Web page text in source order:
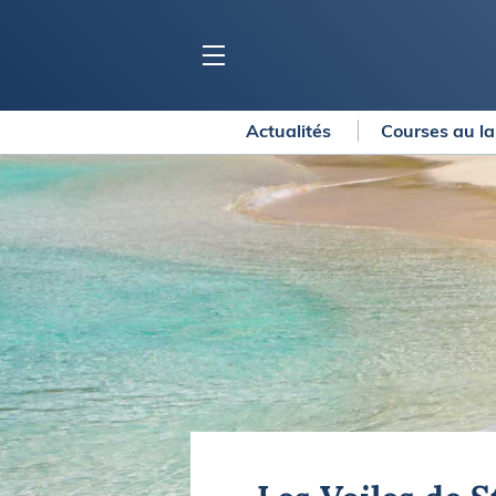
BLOC MARINE
Ports
Carnets de voyage
Dossiers de la rédaction
Collection Bloc Marine
Application Bloc Marine
Règlementation
BATEAUX
Actualités Courses au